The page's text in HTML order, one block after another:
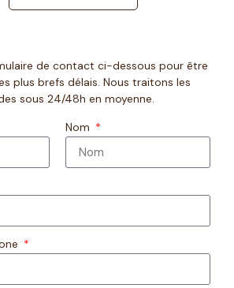
de contact ci-dessous pour être
plus brefs délais. Nous traitons les
sous 24/48h en moyenne.
Nom